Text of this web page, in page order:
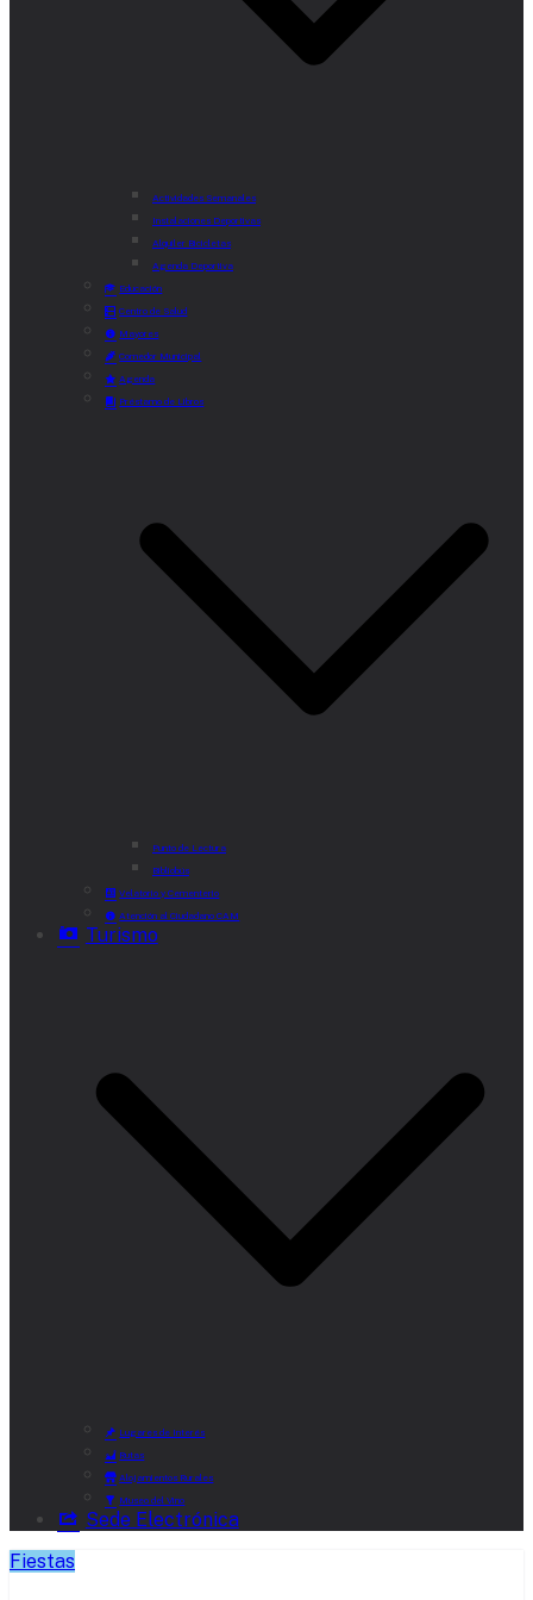
Actividades Semanales
Instalaciones Deportivas
Alquiler Bicicletas
Agenda Deportiva
Educación
Centro de Salud
Mayores
Comedor Municipal
Agenda
Préstamo de Libros
Punto de Lectura
Bibliobús
Velatorio y Cementerio
Atención al Ciudadano CAM
Turismo
Lugares de Interés
Rutas
Alojamientos Rurales
Museo del Vino
Sede Electrónica
Fiestas